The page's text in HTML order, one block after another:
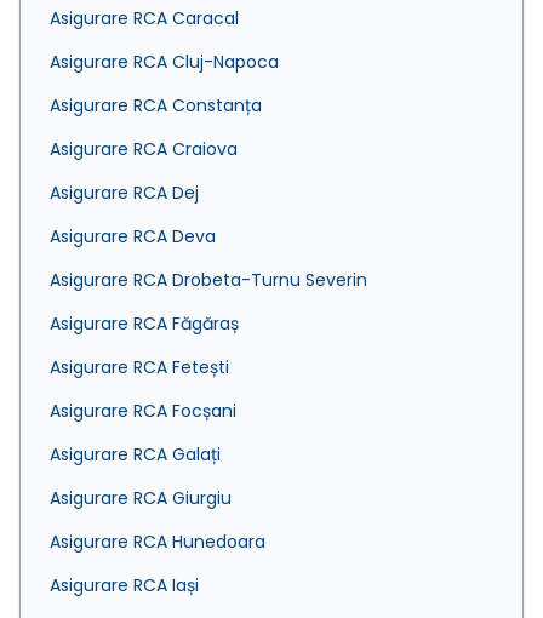
Asigurare RCA Caracal
Asigurare RCA Cluj-Napoca
Asigurare RCA Constanța
Asigurare RCA Craiova
Asigurare RCA Dej
Asigurare RCA Deva
Asigurare RCA Drobeta-Turnu Severin
Asigurare RCA Făgăraș
Asigurare RCA Fetești
Asigurare RCA Focșani
Asigurare RCA Galați
Asigurare RCA Giurgiu
Asigurare RCA Hunedoara
Asigurare RCA Iași